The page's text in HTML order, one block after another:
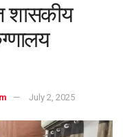
शासकीय
July 2, 2025